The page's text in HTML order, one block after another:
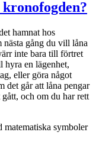
hamnat hos
gång du vill låna
inte bara till förtret
hyra en lägenhet,
eller göra något
det går att låna pengar
och om du har rett